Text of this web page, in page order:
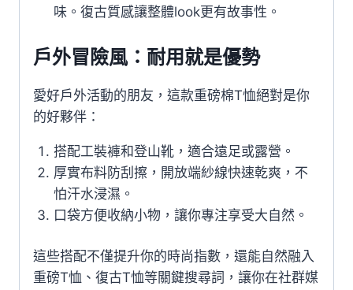
味。復古質感讓整體look更有故事性。
戶外冒險風：耐用就是優勢
愛好戶外活動的朋友，這款重磅棉T恤絕對是你
的好夥伴：
搭配工裝褲和登山靴，適合遠足或露營。
厚實布料防刮擦，開放端紗線快速乾爽，不
怕汗水浸濕。
口袋方便收納小物，讓你專注享受大自然。
這些搭配不僅提升你的時尚指數，還能自然融入
重磅T恤、復古T恤等關鍵搜尋詞，讓你在社群媒